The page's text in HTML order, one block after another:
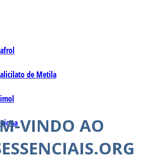
de Metila
VINDO AO